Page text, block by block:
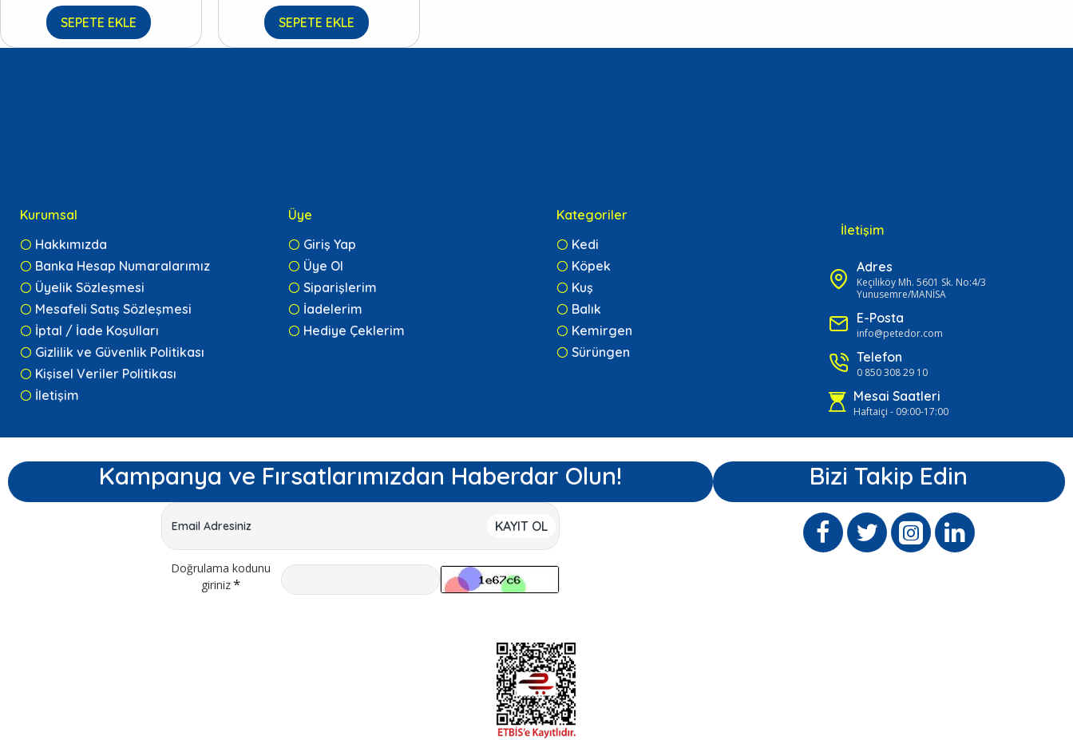
SEPETE EKLE
SEPETE EKLE
Kurumsal
Hakkımızda
Banka Hesap Numaralarımız
Üyelik Sözleşmesi
Mesafeli Satış Sözleşmesi
İptal / İade Koşulları
Gizlilik ve Güvenlik Politikası
Kişisel Veriler Politikası
İletişim
Üye
Giriş Yap
Üye Ol
Siparişlerim
İadelerim
Hediye Çeklerim
Kategoriler
Kedi
Köpek
Kuş
Balık
Kemirgen
Sürüngen
İletişim
Adres
Keçiliköy Mh. 5601 Sk. No:4/3
Yunusemre/MANİSA
E-Posta
info@petedor.com
Telefon
0 850 308 29 10
Mesai Saatleri
Haftaiçi - 09:00-17:00
Kampanya ve Fırsatlarımızdan Haberdar Olun!
KAYIT OL
Doğrulama kodunu
giriniz
Bizi Takip Edin